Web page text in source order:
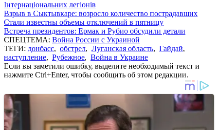
Інтернаціональних легіонів
Взрыв в Сыктывкаре: возросло количество пострадавших
Стали известны объемы отключений в пятницу
Встреча президентов: Ермак и Рубио обсудили детали
СПЕЦТЕМА: Война России с Украиной
ТЕГИ: донбасс, обстрел, Луганская область, Гайдай,
наступление, Рубежное, Война в Украине
Если вы заметили ошибку, выделите необходимый текст и
нажмите Ctrl+Enter, чтобы сообщить об этом редакции.